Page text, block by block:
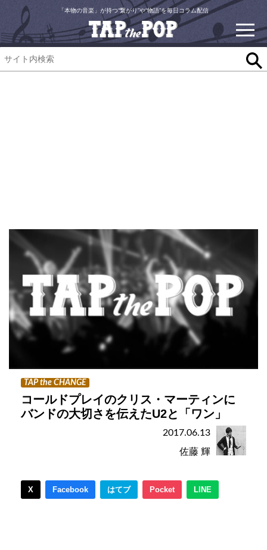
「本物の音楽」が持つ“繋がり”や“物語”を毎日コラム配信
TAP the CHANGE
コールドプレイのクリス・マーティンに
バンドの大切さを伝えたU2と「ワン」
2017.06.13
佐藤 輝
X Facebook はてブ Pocket LINE